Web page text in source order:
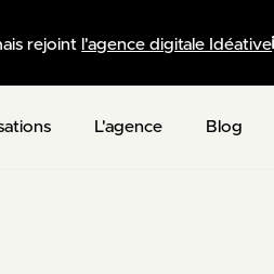
rejoint l'agence digitale Idéative
L'agence Blog